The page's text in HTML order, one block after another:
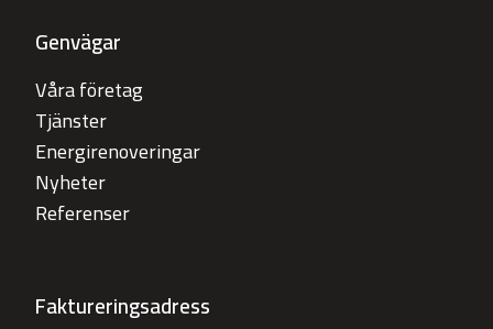
Genvägar
Våra företag
Tjänster
Energirenoveringar
Nyheter
Referenser
Faktureringsadress